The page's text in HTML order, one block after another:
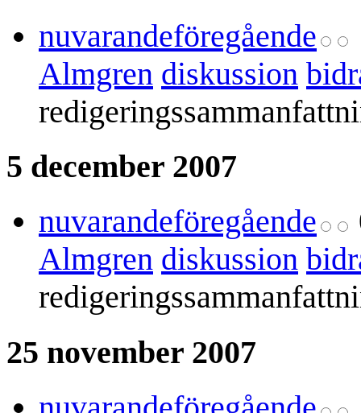
nuvarandeföregående
Almgren diskussion
5 december 2007
nuvarandeföregående
Almgren diskussion
25 november 2007